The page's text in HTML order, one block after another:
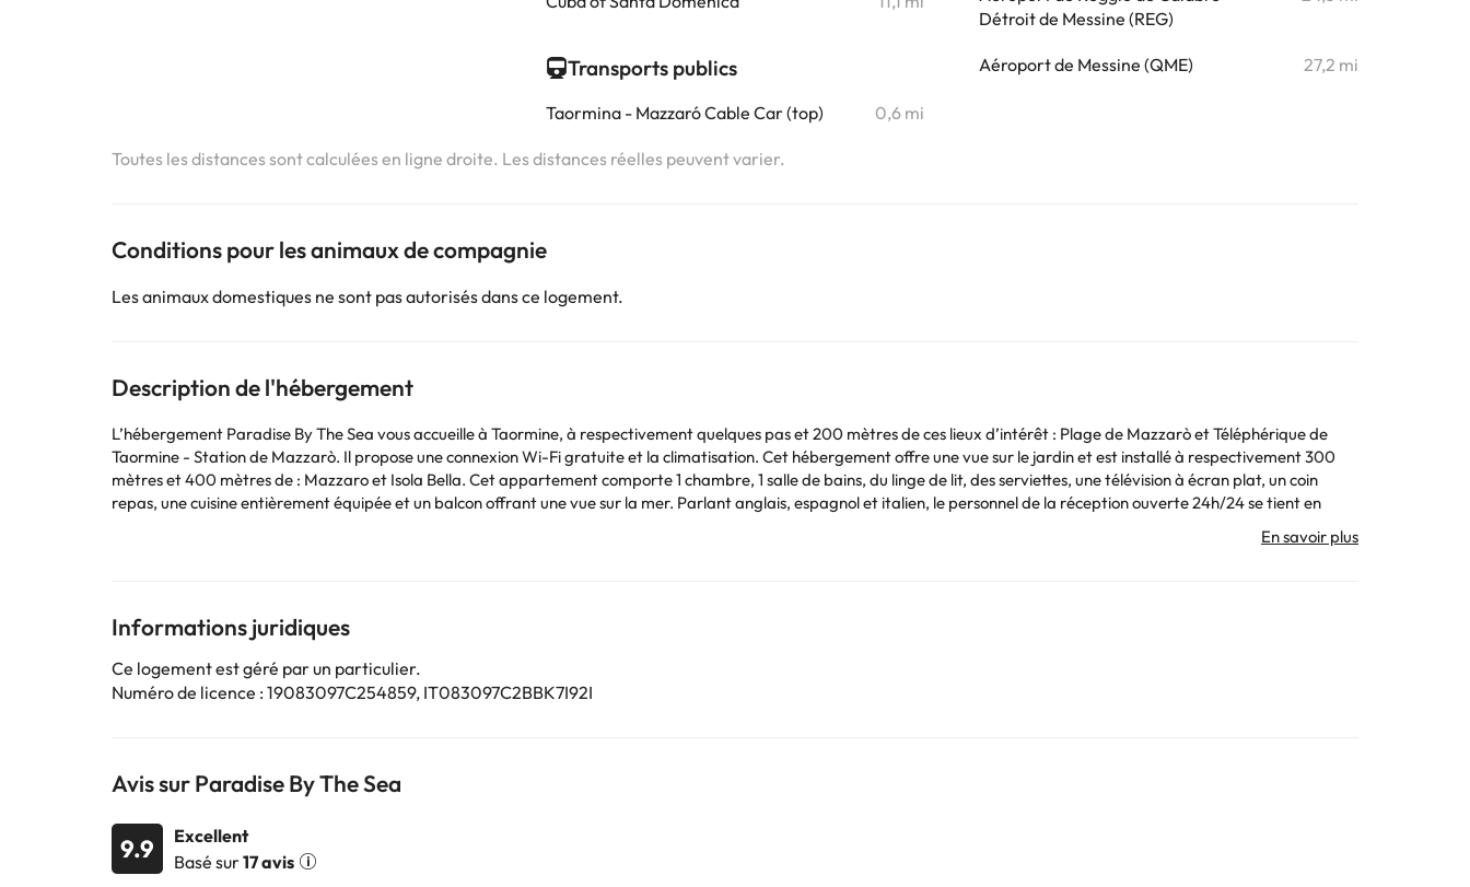
Transports publics
Taormina - Mazzaró Cable Car (top) 0,6 mi
Détroit de Messine (REG)
Aéroport de Messine (QME) 27,2 mi
Toutes les distances sont calculées en ligne droite. Les distances réelles peuvent varier.
Conditions pour les animaux de compagnie
Les animaux domestiques ne sont pas autorisés dans ce logement.
Description de l'hébergement
L’hébergement Paradise By The Sea vous accueille à Taormine, à respectivement quelques pas et 200 mètres de ces lieux d’intérêt : Plage de Mazzarò et Téléphérique de
Taormine - Station de Mazzarò. Il propose une connexion Wi-Fi gratuite et la climatisation. Cet hébergement offre une vue sur le jardin et est installé à respectivement 300
mètres et 400 mètres de : Mazzaro et Isola Bella. Cet appartement comporte 1 chambre, 1 salle de bains, du linge de lit, des serviettes, une télévision à écran plat, un coin
repas, une cuisine entièrement équipée et un balcon offrant une vue sur la mer. Parlant anglais, espagnol et italien, le personnel de la réception ouverte 24h/24 se tient en
Certains des services indiqués peuvent être payants. Vous pouvez consulter les tarifs directement auprès de l’établissement. Toutes les informations figurant sur cette fiche
Informations juridiques
Ce logement est géré par un particulier.
Numéro de licence : 19083097C254859, IT083097C2BBK7I92I
Avis sur Paradise By The Sea
9.9
Excellent
Basé sur17 avis